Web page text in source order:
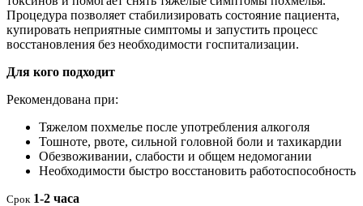
Процедура позволяет стабилизировать состояние пациента,
купировать неприятные симптомы и запустить процесс
восстановления без необходимости госпитализации.
Для кого подходит
Рекомендована при:
Тяжелом похмелье после употребления алкоголя
Тошноте, рвоте, сильной головной боли и тахикардии
Обезвоживании, слабости и общем недомогании
Необходимости быстро восстановить работоспособность
Срок 1-2 часа